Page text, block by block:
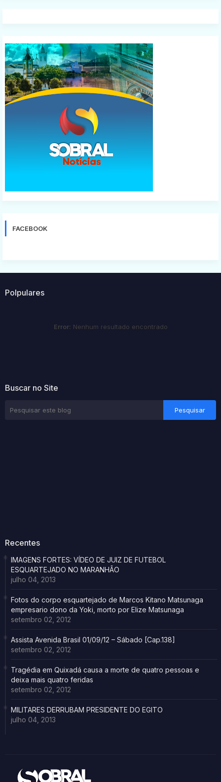
FACEBOOK
Polpulares
Error: Nenhum resultado encontrado
Buscar no Site
Recentes
IMAGENS FORTES: VÍDEO DE JUIZ DE FUTEBOL
ESQUARTEJADO NO MARANHÃO
julho 04, 2013
Fotos do corpo esquartejado de Marcos Kitano Matsunaga
empresario dono da Yoki, morto por Elize Matsunaga
setembro 02, 2012
Assista Avenida Brasil 01/09/12 – Sábado [Cap.138]
setembro 02, 2012
Tragédia em Quixadá causa a morte de quatro pessoas e
deixa mais quatro feridas
setembro 02, 2012
MILITARES DERRUBAM PRESIDENTE DO EGITO
julho 04, 2013